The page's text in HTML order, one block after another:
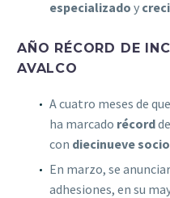
especializado y
AÑO RÉCORD DE
AVALCO
A cuatro meses de
ha marcado récord
con diecinueve
En marzo, se
adhesiones, en su